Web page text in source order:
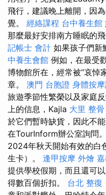
飛行，建議晚上離開，因
覺。 經絡課程 台中養生館
那麼最好安排南方睡眠的飛
記帳士 會計 如果孩子們新
中養生會館 例如，在最受
博物館所在，經常被“哀悼
章。 澳門 台胞證 身體按
旅遊季節性繁榮以及家庭
上的信息，Kajla 大里 整骨
於它們暫時缺貨，因此不
在TourInform辦公室詢問。
2024年秋天開始有效的白
生卡）。 逢甲按摩 外燴
提供學校假期，而且還可
得數百個折扣。 台北 整復